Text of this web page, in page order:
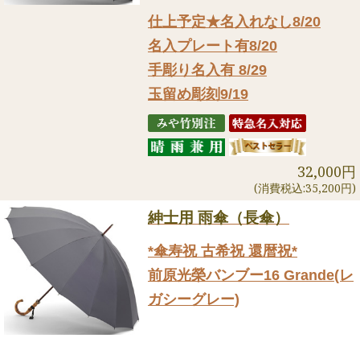
仕上予定★名入れなし8/20
名入プレート有8/20
手彫り名入有 8/29
玉留め彫刻9/19
32,000円
(消費税込:35,200円)
紳士用 雨傘（長傘）
*傘寿祝 古希祝 還暦祝*
前原光榮バンブー16 Grande(レ
ガシーグレー)